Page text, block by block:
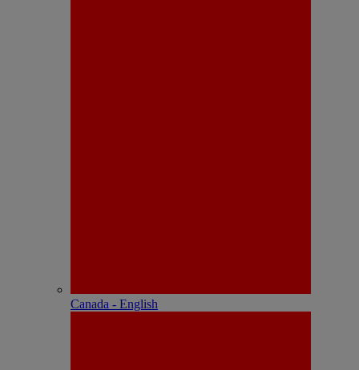
Canada - English